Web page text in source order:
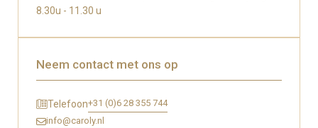
8.30u - 11.30 u
Neem contact met ons op
Telefoon+31 (0)6 28 355 744
info@caroly.nl